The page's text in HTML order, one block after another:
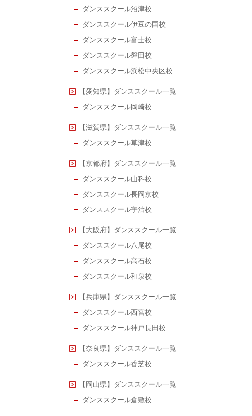
ダンススクール沼津校
ダンススクール伊豆の国校
ダンススクール富士校
ダンススクール磐田校
ダンススクール浜松中央区校
【愛知県】ダンススクール一覧
ダンススクール岡崎校
【滋賀県】ダンススクール一覧
ダンススクール草津校
【京都府】ダンススクール一覧
ダンススクール山科校
ダンススクール長岡京校
ダンススクール宇治校
【大阪府】ダンススクール一覧
ダンススクール八尾校
ダンススクール高石校
ダンススクール和泉校
【兵庫県】ダンススクール一覧
ダンススクール西宮校
ダンススクール神戸長田校
【奈良県】ダンススクール一覧
ダンススクール香芝校
【岡山県】ダンススクール一覧
ダンススクール倉敷校